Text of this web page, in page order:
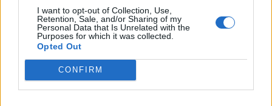
I want to opt-out of Collection, Use,
Retention, Sale, and/or Sharing of my
Personal Data that Is Unrelated with the
Purposes for which it was collected.
Opted Out
CONFIRM
Receptai
Paprasčiau nebūna:
varškės „batonas“
lieknėjantiems. Švelnus
skonis – tinka patiekti ir
su kumpiu, ir su raudona
žuvimi
Receptai
Senas geras būdas: kaip
išgelbėti per skystą